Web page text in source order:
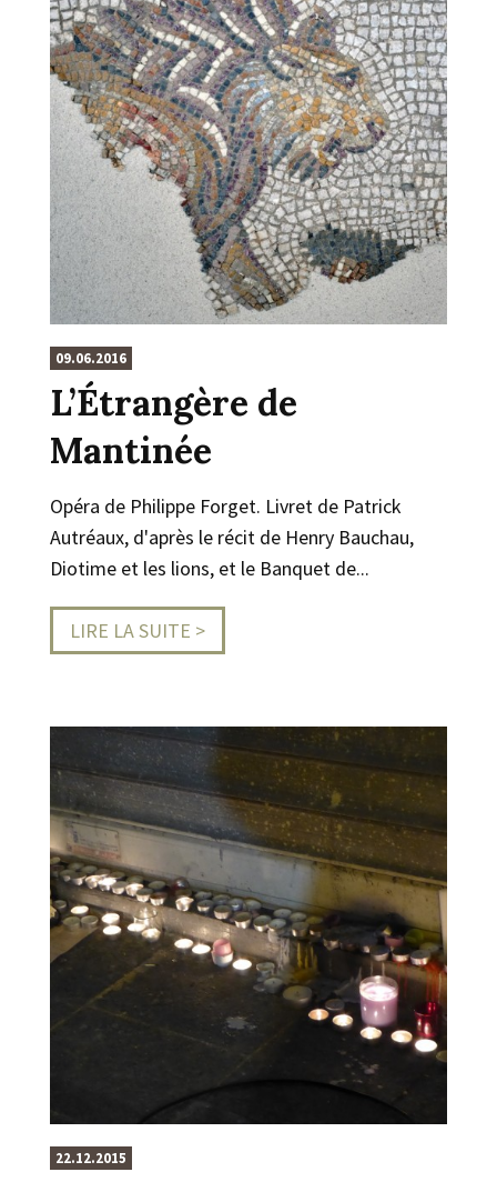
09.06.2016
L’Étrangère de
Mantinée
Opéra de Philippe Forget. Livret de Patrick
Autréaux, d'après le récit de Henry Bauchau,
Diotime et les lions, et le Banquet de...
LIRE LA SUITE >
22.12.2015